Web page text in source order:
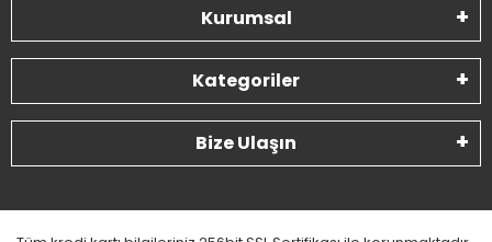
Kurumsal
Kategoriler
Bize Ulaşın